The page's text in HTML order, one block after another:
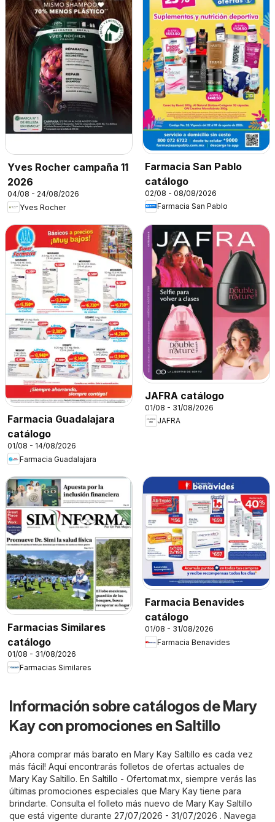
Yves Rocher campaña 11
2026
04/08 - 24/08/2026
Yves Rocher
Farmacia San Pablo
catálogo
02/08 - 08/08/2026
Farmacia San Pablo
Farmacia Guadalajara
catálogo
01/08 - 14/08/2026
Farmacia Guadalajara
JAFRA catálogo
01/08 - 31/08/2026
JAFRA
Farmacias Similares
catálogo
01/08 - 31/08/2026
Farmacias Similares
Farmacia Benavides
catálogo
01/08 - 31/08/2026
Farmacia Benavides
Información sobre catálogos de Mary
Kay con promociones en Saltillo
¡Ahora comprar más barato en Mary Kay Saltillo es cada vez
más fácil! Aquí encontrarás folletos de ofertas actuales de
Mary Kay Saltillo. En Saltillo - Ofertomat.mx , siempre verás las
últimas promociones especiales que Mary Kay tiene para
brindarte. Consulta el folleto más nuevo de Mary Kay Saltillo
que está vigente durante 27/07/2026 - 31/07/2026 . Navega